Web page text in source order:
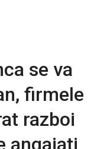
se va
firmele
razboi
angajati